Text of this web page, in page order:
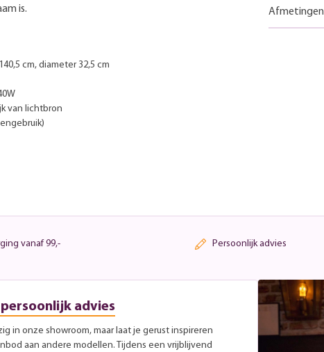
is.
cm, diameter 32,5 cm
van lichtbron
Afmetingen
vanaf 99,- Persoonlijk advies
advies
in onze showroom, maar laat je gerust inspireren
aan andere modellen. Tijdens een vrijblijvend